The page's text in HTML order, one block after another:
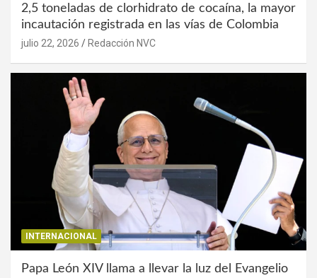
2,5 toneladas de clorhidrato de cocaína, la mayor
incautación registrada en las vías de Colombia
julio 22, 2026 Redacción NVC
INTERNACIONAL
Papa León XIV llama a llevar la luz del Evangelio